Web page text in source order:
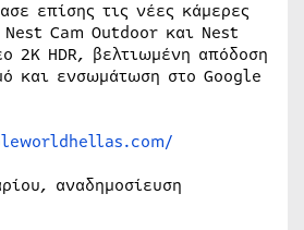
επίσης τις νέες κάμερες
Cam Outdoor και Nest
2K HDR, βελτιωμένη απόδοση
και ενσωμάτωση στο Google
αναδημοσίευση